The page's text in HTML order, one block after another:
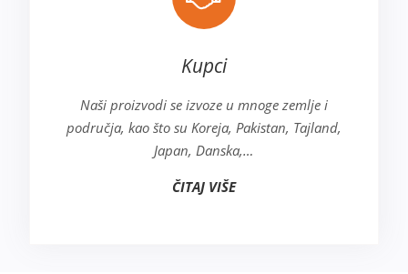
Kupci
Naši proizvodi se izvoze u mnoge zemlje i
područja, kao što su Koreja, Pakistan, Tajland,
Japan, Danska,…
ČITAJ VIŠE